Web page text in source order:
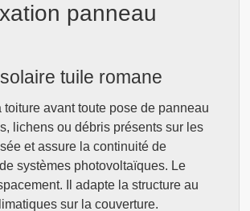
panneau
tuile romane
avant toute pose de panneau
lichens ou débris présents sur les
et assure la continuité de
systèmes photovoltaïques. Le
Il adapte la structure au
sur la couverture.